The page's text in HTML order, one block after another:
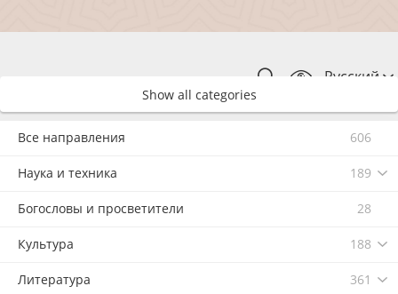
Русский
Show all categories
Все направления 606
Наука и техника 189
Богословы и просветители 28
Культура 188
Литература 361